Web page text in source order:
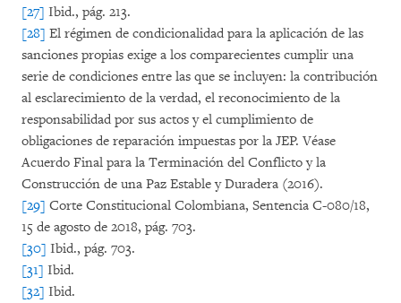
[27] Ibid., pág. 213.
[28] El régimen de condicionalidad para la aplicación de las
sanciones propias exige a los comparecientes cumplir una
serie de condiciones entre las que se incluyen: la contribución
al esclarecimiento de la verdad, el reconocimiento de la
responsabilidad por sus actos y el cumplimiento de
obligaciones de reparación impuestas por la JEP. Véase
Acuerdo Final para la Terminación del Conflicto y la
Construcción de una Paz Estable y Duradera (2016).
[29] Corte Constitucional Colombiana, Sentencia C-080/18,
15 de agosto de 2018, pág. 703.
[30] Ibid., pág. 703.
[31] Ibid.
[32] Ibid.